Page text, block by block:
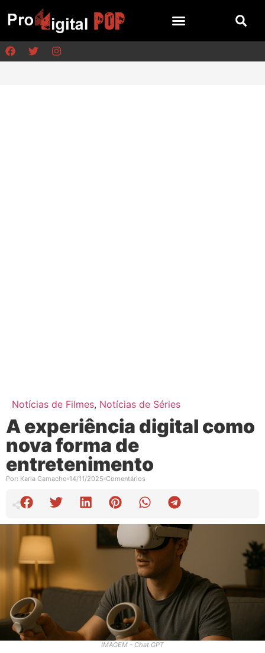
Notícias de Filmes, Notícias de Séries
A experiência digital como
nova forma de
entretenimento
Por: Karla Camacho 14/11/2025 Comentários
IMAGEM - Chat GPT